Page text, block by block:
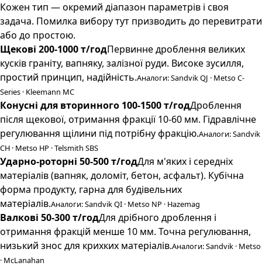
Кожен тип — окремий діапазон параметрів і своя
задача. Помилка вибору тут призводить до перевитрати
або до простою.
Щекові 200-1000 т/годПервинне дроблення великих
кусків граніту, вапняку, залізної руди. Високе зусилля,
простий принцип, надійність.Аналоги: Sandvik QJ · Metso C-
Series · Kleemann MC
Конусні для вторинного 100-1500 т/годДроблення
після щекової, отримання фракції 10-60 мм. Гідравлічне
регулювання щілини під потрібну фракцію.Аналоги: Sandvik
CH · Metso HP · Telsmith SBS
Ударно-роторні 50-500 т/годДля м'яких і середніх
матеріалів (вапняк, доломіт, бетон, асфальт). Кубічна
форма продукту, гарна для будівельних
матеріалів.Аналоги: Sandvik QI · Metso NP · Hazemag
Валкові 50-300 т/годДля дрібного дроблення і
отримання фракцій менше 10 мм. Точна регулювання,
низький знос для крихких матеріалів.Аналоги: Sandvik · Metso
· McLanahan